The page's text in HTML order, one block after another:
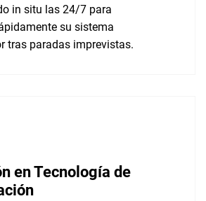
in situ las 24/7 para
su sistema
tras paradas imprevistas.
en Tecnología de